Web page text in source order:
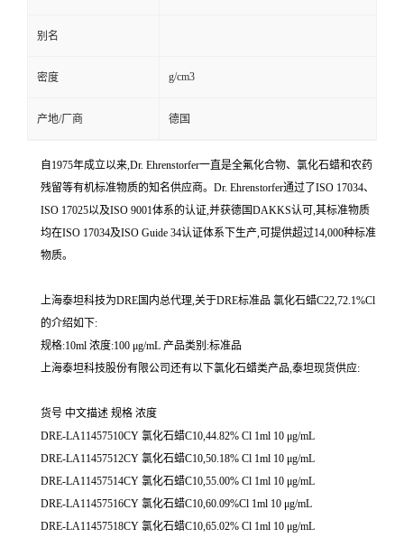
别名
密度 g/cm3
产地/厂商 德国
自1975年成立以来,Dr. Ehrenstorfer一直是全氟化合物、氯化石蜡和农药
残留等有机标准物质的知名供应商。Dr. Ehrenstorfer通过了ISO 17034、
ISO 17025以及ISO 9001体系的认证,并获德国DAKKS认可,其标准物质
均在ISO 17034及ISO Guide 34认证体系下生产,可提供超过14,000种标准
物质。
上海泰坦科技为DRE国内总代理,关于DRE标准品 氯化石蜡C22,72.1%Cl
的介绍如下:
规格:10ml 浓度:100 μg/mL 产品类别:标准品
上海泰坦科技股份有限公司还有以下氯化石蜡类产品,泰坦现货供应:
货号 中文描述 规格 浓度
DRE-LA11457510CY 氯化石蜡C10,44.82% Cl 1ml 10 μg/mL
DRE-LA11457512CY 氯化石蜡C10,50.18% Cl 1ml 10 μg/mL
DRE-LA11457514CY 氯化石蜡C10,55.00% Cl 1ml 10 μg/mL
DRE-LA11457516CY 氯化石蜡C10,60.09%Cl 1ml 10 μg/mL
DRE-LA11457518CY 氯化石蜡C10,65.02% Cl 1ml 10 μg/mL